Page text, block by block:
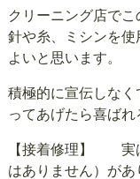
クリーニング店でこ
針や糸、ミシンを
よいと思います。
積極的に宣伝しな
ってあげたら喜ばれ
【接着修理】 実
はありません）が